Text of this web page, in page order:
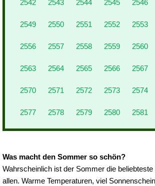
2542 2543 2544 2545 2546
2549 2550 2551 2552 2553
2556 2557 2558 2559 2560
2563 2564 2565 2566 2567
2570 2571 2572 2573 2574
2577 2578 2579 2580 2581
Was macht den Sommer so schön?
Wahrscheinlich ist der Sommer die
allen. Warme Temperaturen, viel